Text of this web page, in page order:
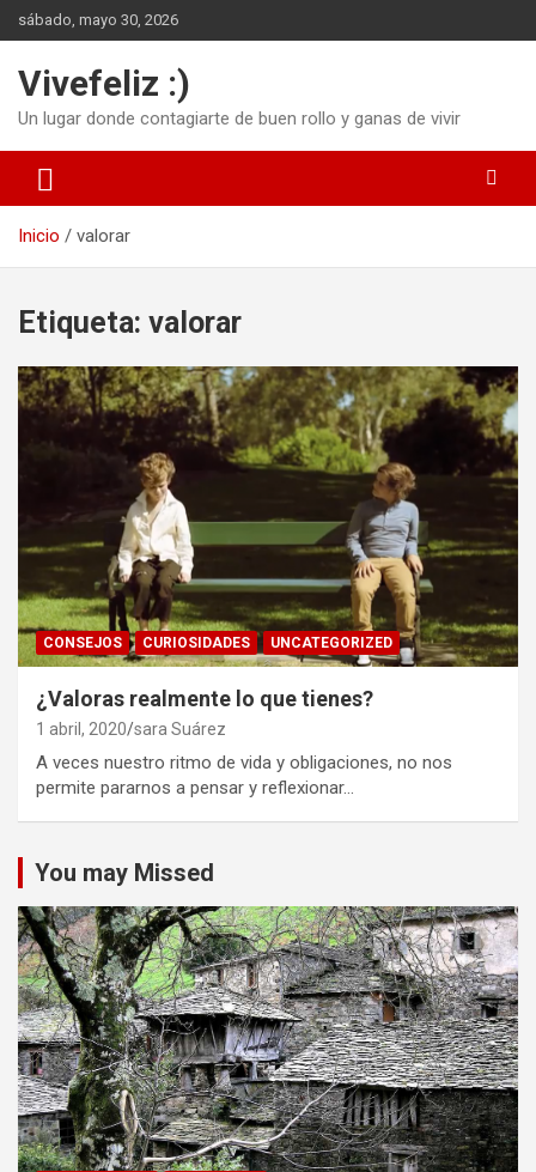
Saltar
al
sábado, mayo 30, 2026
Vivefeliz :)
Un lugar donde contagiarte de buen rollo y ganas de vivir
Inicio valorar
Etiqueta: valorar
CONSEJOS CURIOSIDADES UNCATEGORIZED
¿Valoras realmente lo que tienes?
1 abril, 2020 sara Suárez
A veces nuestro ritmo de vida y obligaciones, no nos
permite pararnos a pensar y reflexionar…
You may Missed